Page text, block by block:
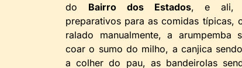
do Bairro dos Estados, e ali,
preparativos para as comidas típicas,
ralado manualmente, a arumpemba
coar o sumo do milho, a canjica
a colher do pau, as bandeirolas